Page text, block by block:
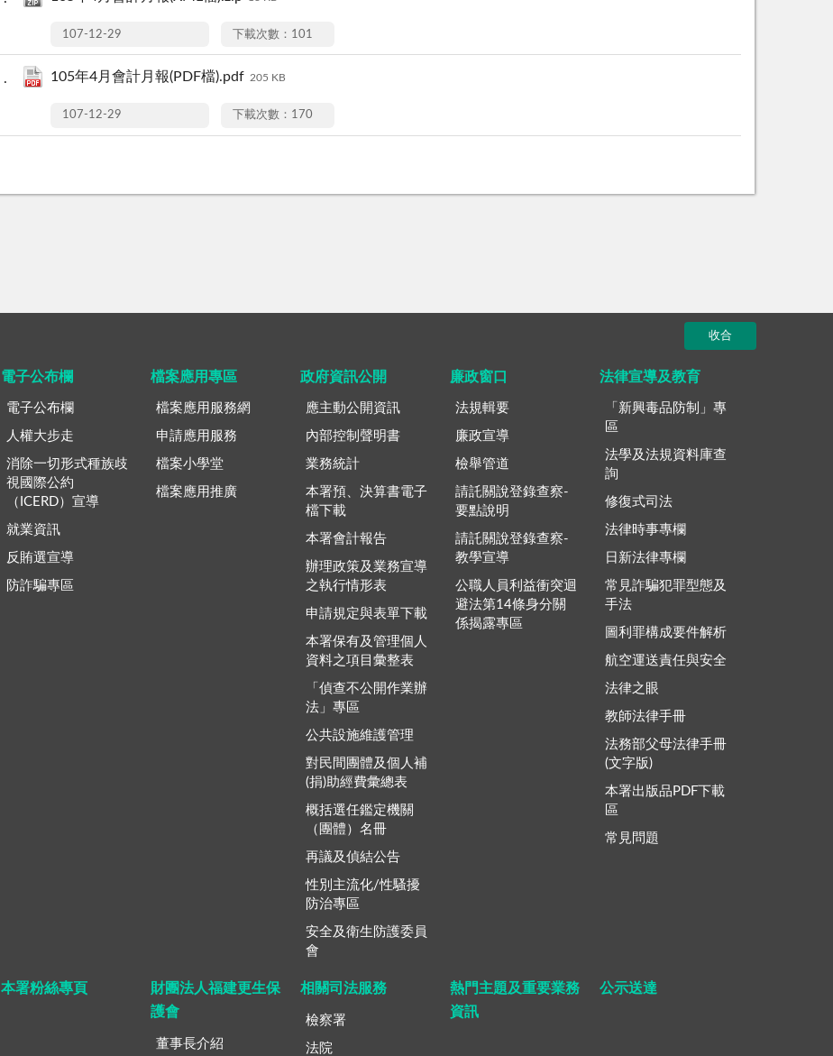
107-12-29 下載次數：101
105年4月會計月報(PDF檔).pdf 205 KB
107-12-29 下載次數：170
收合
電子公布欄
電子公布欄
人權大步走
消除一切形式種族歧
視國際公約
（ICERD）宣導
就業資訊
反賄選宣導
防詐騙專區
檔案應用專區
檔案應用服務網
申請應用服務
檔案小學堂
檔案應用推廣
政府資訊公開
應主動公開資訊
內部控制聲明書
業務統計
本署預、決算書電子
檔下載
本署會計報告
辦理政策及業務宣導
之執行情形表
申請規定與表單下載
本署保有及管理個人
資料之項目彙整表
「偵查不公開作業辦
法」專區
公共設施維護管理
對民間團體及個人補
(捐)助經費彙總表
概括選任鑑定機關
（團體）名冊
再議及偵結公告
性別主流化/性騷擾
防治專區
安全及衛生防護委員
會
廉政窗口
法規輯要
廉政宣導
檢舉管道
請託關說登錄查察-
要點說明
請託關說登錄查察-
教學宣導
公職人員利益衝突迴
避法第14條身分關
係揭露專區
法律宣導及教育
「新興毒品防制」專
區
法學及法規資料庫查
詢
修復式司法
法律時事專欄
日新法律專欄
常見詐騙犯罪型態及
手法
圖利罪構成要件解析
航空運送責任與安全
法律之眼
教師法律手冊
法務部父母法律手冊
(文字版)
本署出版品PDF下載
區
常見問題
本署粉絲專頁
財團法人福建更生保
護會
董事長介紹
相關司法服務
檢察署
法院
熱門主題及重要業務
資訊
公示送達